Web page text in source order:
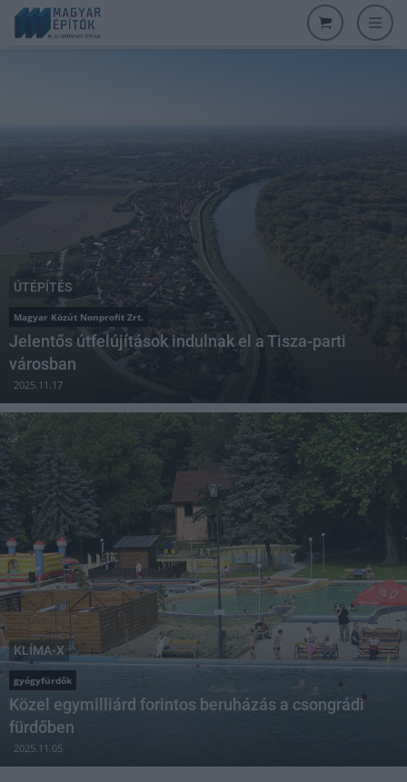
ÚTÉPÍTÉS
Magyar Közút Nonprofit Zrt.
Jelentős útfelújítások indulnak el a Tisza-parti
városban
2025.11.17
KLÍMA-X
gyógyfürdők
Közel egymilliárd forintos beruházás a csongrádi
fürdőben
2025.11.05